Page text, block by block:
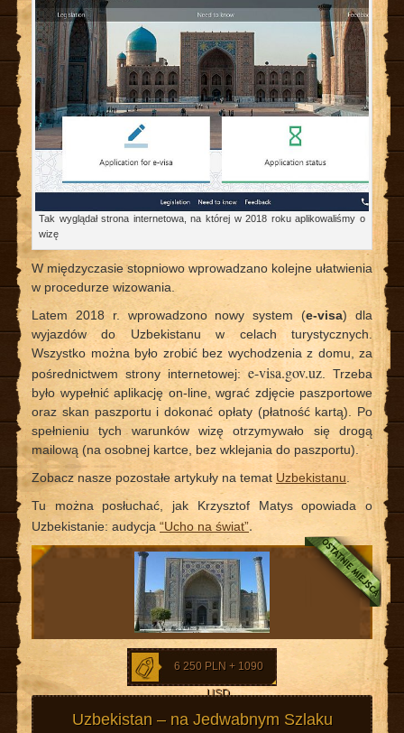
Tak wyglądał strona internetowa, na której w 2018 roku aplikowaliśmy o
wizę
W międzyczasie stopniowo wprowadzano kolejne ułatwienia
w procedurze wizowania.
Latem 2018 r. wprowadzono nowy system (e-visa) dla
wyjazdów do Uzbekistanu w celach turystycznych.
Wszystko można było zrobić bez wychodzenia z domu, za
pośrednictwem strony internetowej: e-visa.gov.uz. Trzeba
było wypełnić aplikację on-line, wgrać zdjęcie paszportowe
oraz skan paszportu i dokonać opłaty (płatność kartą). Po
spełnieniu tych warunków wizę otrzymywało się drogą
mailową (na osobnej kartce, bez wklejania do paszportu).
Zobacz nasze pozostałe artykuły na temat Uzbekistanu.
Tu można posłuchać, jak Krzysztof Matys opowiada o
Uzbekistanie: audycja “Ucho na świat”.
6 250 PLN + 1090
USD
Uzbekistan – na Jedwabnym Szlaku